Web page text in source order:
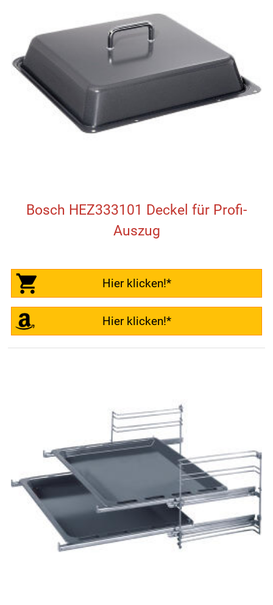
Bosch HEZ333101 Deckel für Profi-
Auszug
Hier klicken!*
Hier klicken!*